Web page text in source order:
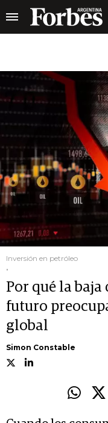
Inversión en petróleo
.
Por qué la
futuro
global
Simon Constable